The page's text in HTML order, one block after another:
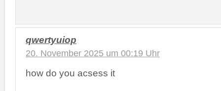
qwertyuiop
20. November 2025 um 00:19 Uhr
how do you acsess it